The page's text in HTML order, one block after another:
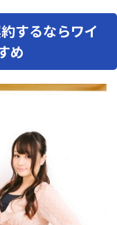
するならワイ
め